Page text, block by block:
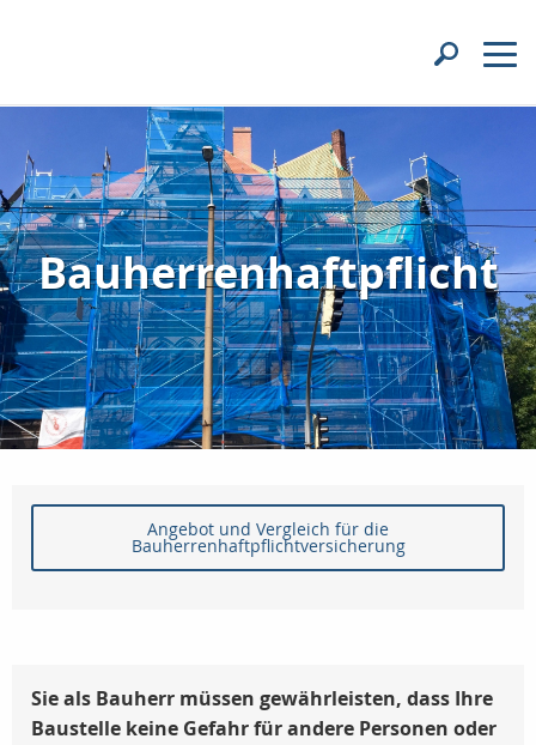
Bauherrenhaftpflicht
Angebot und Vergleich für die
Bauherrenhaftpflichtversicherung
Sie als Bauherr müssen gewährleisten, dass Ihre
Baustelle keine Gefahr für andere Personen oder